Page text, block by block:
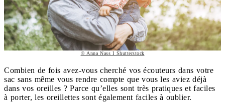
© Anna Nass I Shutterstock
Combien de fois avez-vous cherché vos écouteurs dans votre
sac sans même vous rendre compte que vous les aviez déjà
dans vos oreilles ? Parce qu’elles sont très pratiques et faciles
à porter, les oreillettes sont également faciles à oublier.